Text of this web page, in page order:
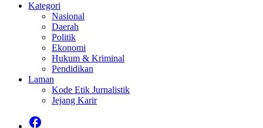
Kategori
Nasional
Daerah
Politik
Ekonomi
Hukum & Kriminal
Pendidikan
Laman
Kode Etik Jurnalistik
Jejang Karir